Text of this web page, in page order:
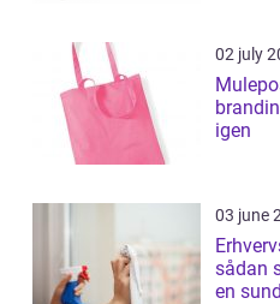
02 july
igen
03 june
sådan
en